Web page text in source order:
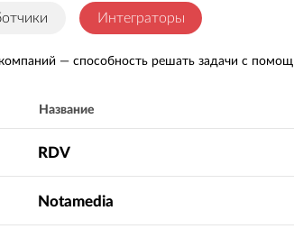
Интеграторы
— способность решать задачи с
Название
RDV
Notamedia